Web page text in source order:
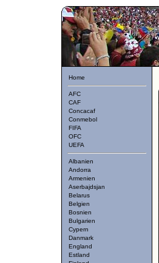
Home
AFC
CAF
Concacaf
Conmebol
FIFA
OFC
UEFA
Albanien
Andorra
Armenien
Aserbajdsjan
Belarus
Belgien
Bosnien
Bulgarien
Cypern
Danmark
England
Estland